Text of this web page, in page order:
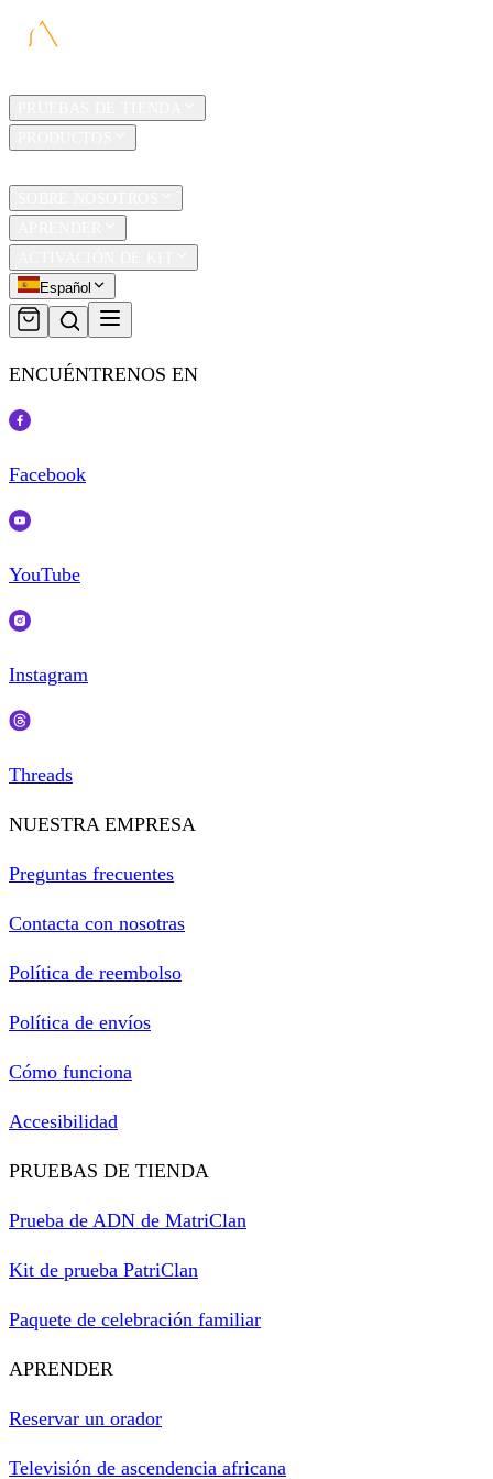
Español
ENCUÉNTRENOS EN
Facebook
YouTube
Instagram
Threads
NUESTRA EMPRESA
Preguntas frecuentes
Contacta con nosotras
Política de reembolso
Política de envíos
Cómo funciona
Accesibilidad
PRUEBAS DE TIENDA
Prueba de ADN de MatriClan
Kit de prueba PatriClan
Paquete de celebración familiar
APRENDER
Reservar un orador
Televisión de ascendencia africana